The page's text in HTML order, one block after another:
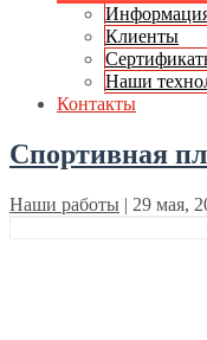
Клиенты
Наши
Контакты
Спортивная
Наши работы | 29 мая,